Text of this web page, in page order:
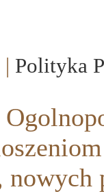
| Polityka